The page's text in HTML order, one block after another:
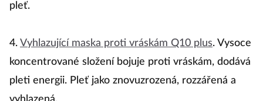
pleť.
4. Vyhlazující maska proti vráskám Q10 plus. Vysoce
koncentrované složení bojuje proti vráskám, dodává
pleti energii. Pleť jako znovuzrozená, rozzářená a